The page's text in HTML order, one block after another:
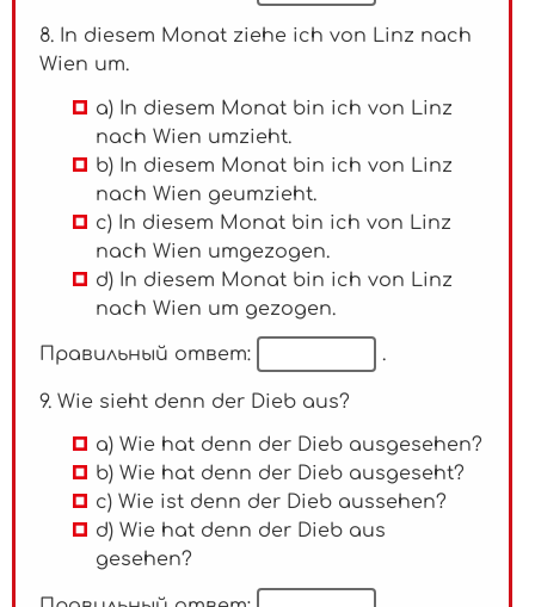
8. In diesem Monat ziehe ich von Linz nach
Wien um.
a) In diesem Monat bin ich von Linz
nach Wien umzieht.
b) In diesem Monat bin ich von Linz
nach Wien geumzieht.
c) In diesem Monat bin ich von Linz
nach Wien umgezogen.
d) In diesem Monat bin ich von Linz
nach Wien um gezogen.
Правильный ответ: .
9. Wie sieht denn der Dieb aus?
a) Wie hat denn der Dieb ausgesehen?
b) Wie hat denn der Dieb ausgeseht?
c) Wie ist denn der Dieb aussehen?
d) Wie hat denn der Dieb aus
gesehen?